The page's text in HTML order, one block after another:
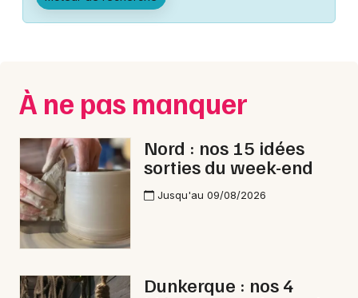
Manifestations
Spectacles
Concerts
Sports
Soirées
Sorties famille
Expos
Marseille
Nantes
Nice
Paris
Strasbourg
Toulouse
À ne pas manquer
Nord : nos 15 idées
sorties du week-end
Jusqu'au 09/08/2026
Dunkerque : nos 4